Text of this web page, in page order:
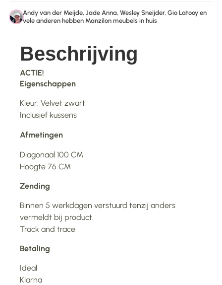
Andy van der Meijde, Jade Anna, Wesley Sneijder, Gio Latooy en
vele anderen hebben Manzilon meubels in huis
Beschrijving
ACTIE!
Eigenschappen
Kleur: Velvet zwart
Inclusief kussens
Afmetingen
Diagonaal 100 CM
Hoogte 76 CM
Zending
Binnen 5 werkdagen verstuurd tenzij anders
vermeldt bij product.
Track and trace
Betaling
Ideal
Klarna